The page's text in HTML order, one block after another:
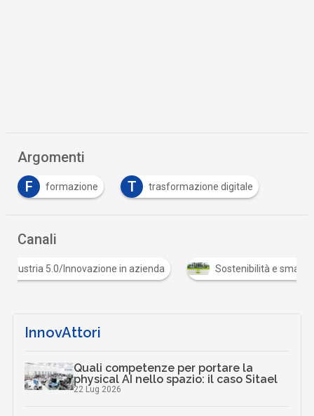
Argomenti
F
formazione T trasformazione digitale
Canali
5.0/Innovazione in azienda Sostenibilità e smart city
InnovAttori
Quali competenze per portare la
physical AI nello spazio: il caso Sitael
22 Lug 2026